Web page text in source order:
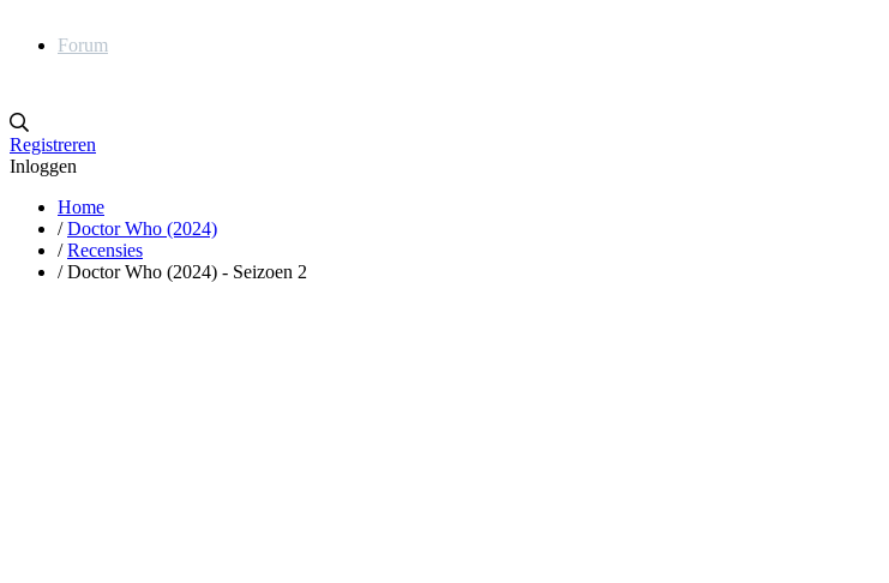
Forum
Registreren
Inloggen
Home
/ Doctor Who (2024)
/ Recensies
/ Doctor Who (2024) - Seizoen 2